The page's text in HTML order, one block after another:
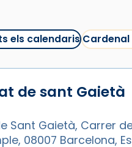
itual
amb IA
els calendarisCardenal
de sant Gaietà
Sant Gaietà, Carrer
08007 Barcelona,